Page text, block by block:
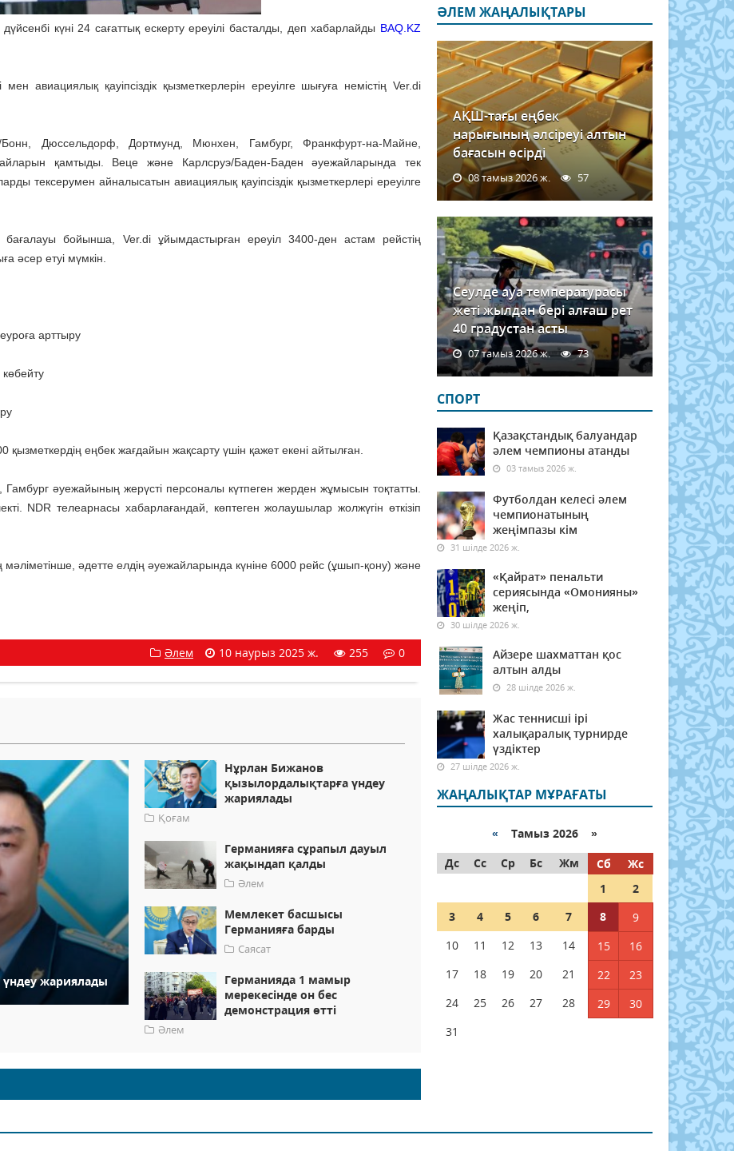
күні 24 сағаттық ескерту ереуілі басталды, деп хабарлайды BAQ.KZ
авиациялық қауіпсіздік қызметкерлерін ереуілге шығуға немістің Ver.di
Бонн, Дюссельдорф, Дортмунд, Мюнхен, Гамбург, Франкфурт-на-Майне,
қамтыды. Веце және Карлсруэ/Баден-Баден әуежайларында тек
тексерумен айналысатын авиациялық қауіпсіздік қызметкерлері ереуілге
бойынша, Ver.di ұйымдастырған ереуіл 3400-ден астам рейстің
әсер етуі мүмкін.
арттыру
еңбек жағдайын жақсарту үшін қажет екені айтылған.
әуежайының жерүсті персоналы күтпеген жерден жұмысын тоқтатты.
NDR телеарнасы хабарлағандай, көптеген жолаушылар жолжүгін өткізіп
мәліметінше, әдетте елдің әуежайларында күніне 6000 рейс (ұшып-қону) және
Әлем 10 наурыз 2025 ж. 255 0
жариялады
Нұрлан Бижанов
қызылордалықтарға үндеу
жариялады
Қоғам
Германияға сұрапыл дауыл
жақындап қалды
Әлем
Мемлекет басшысы
Германияға барды
Саясат
Германияда 1 мамыр
мерекесінде он бес
демонстрация өтті
Әлем
ӘЛЕМ ЖАҢАЛЫҚТАРЫ
АҚШ-тағы еңбек
нарығының әлсіреуі алтын
бағасын өсірді
08 тамыз 2026 ж. 57
Сеулде ауа температурасы
жеті жылдан бері алғаш рет
40 градустан асты
07 тамыз 2026 ж. 73
СПОРТ
Қазақстандық балуандар
әлем чемпионы атанды
03 тамыз 2026 ж.
Футболдан келесі әлем
чемпионатының
жеңімпазы кім
31 шілде 2026 ж.
«Қайрат» пенальти
сериясында «Омонияны»
жеңіп,
30 шілде 2026 ж.
Айзере шахматтан қос
алтын алды
28 шілде 2026 ж.
Жас теннисші ірі
халықаралық турнирде
үздіктер
27 шілде 2026 ж.
ЖАҢАЛЫҚТАР МҰРАҒАТЫ
« Тамыз 2026 »
Дс
Сс Ср Бс Жм Сб
Жс
1
2
3
4 5 6 7 8
9
10
11 12 13 14 15
16
17
18 19 20 21 22
23
24
25 26 27 28 29
30
31